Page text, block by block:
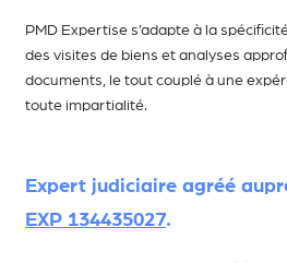
PMD Expertise s’adapte à la
des visites de biens et analyses
documents, le tout couplé à une
toute impartialité.
Expert judiciaire agréé
EXP 134435027.